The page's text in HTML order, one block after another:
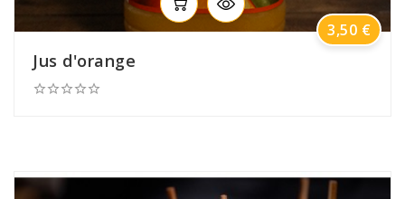
Jus d'orange

Prix
3,50 €